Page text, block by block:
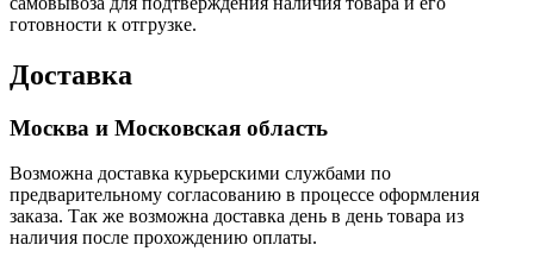
готовности к отгрузке.
Доставка
Москва и Московская область
Возможна доставка курьерскими службами по
предварительному согласованию в процессе оформления
заказа. Так же возможна доставка день в день товара из
наличия после прохождению оплаты.